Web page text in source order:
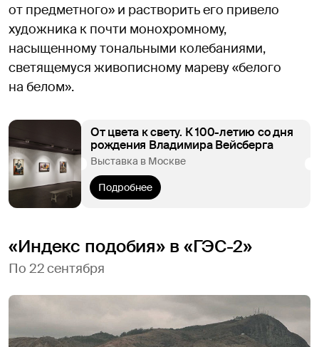
от предметного» и растворить его привело
художника к почти монохромному,
насыщенному тональными колебаниями,
светящемуся живописному мареву «белого
на белом».
От цвета к свету. К 100-летию со дня
рождения Владимира Вейсберга
Выставка в Москве
Подробнее
«Индекс подобия» в «ГЭС-2»
По 22 сентября